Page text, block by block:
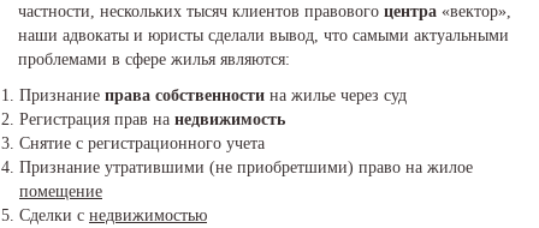
частности, нескольких тысяч клиентов правового центра «вектор»,
наши адвокаты и юристы сделали вывод, что самыми актуальными
проблемами в сфере жилья являются:
Признание права собственности на жилье через суд
Регистрация прав на недвижимость
Снятие с регистрационного учета
Признание утратившими (не приобретшими) право на жилое
помещение
Сделки с недвижимостью